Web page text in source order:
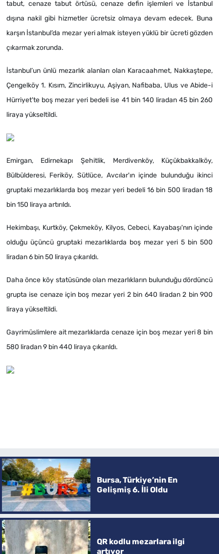
tabut, cenaze tabut örtüsü, cenaze defin işlemleri ve İstanbul
dışına nakil gibi hizmetler ücretsiz olmaya devam edecek. Buna
karşın İstanbul’da mezar yeri almak isteyen yüklü bir ücreti gözden
çıkarmak zorunda.
İstanbul’un ünlü mezarlık alanları olan Karacaahmet, Nakkaştepe,
Çengelköy 1. Kısım, Zincirlikuyu, Aşiyan, Nafibaba, Ulus ve Abide-i
Hürriyet'te boş mezar yeri bedeli ise 41 bin 140 liradan 45 bin 260
liraya yükseltildi.
Emirgan, Edirnekapı Şehitlik, Merdivenköy, Küçükbakkalköy,
Bülbülderesi, Feriköy, Sütlüce, Avcılar'ın içinde bulunduğu ikinci
gruptaki mezarlıklarda boş mezar yeri bedeli 16 bin 500 liradan 18
bin 150 liraya artırıldı.
Hekimbaşı, Kurtköy, Çekmeköy, Kilyos, Cebeci, Kayabaşı'nın içinde
olduğu üçüncü gruptaki mezarlıklarda boş mezar yeri 5 bin 500
liradan 6 bin 50 liraya çıkarıldı.
Daha önce köy statüsünde olan mezarlıkların bulunduğu dördüncü
grupta ise cenaze için boş mezar yeri 2 bin 640 liradan 2 bin 900
liraya yükseltildi.
Gayrimüslimlere ait mezarlıklarda cenaze için boş mezar yeri 8 bin
580 liradan 9 bin 440 liraya çıkarıldı.
Bursa, Türkiye’nin En
Gelişmiş 6. İli Oldu
QR kodlu mezarlara ilgi
artıyor